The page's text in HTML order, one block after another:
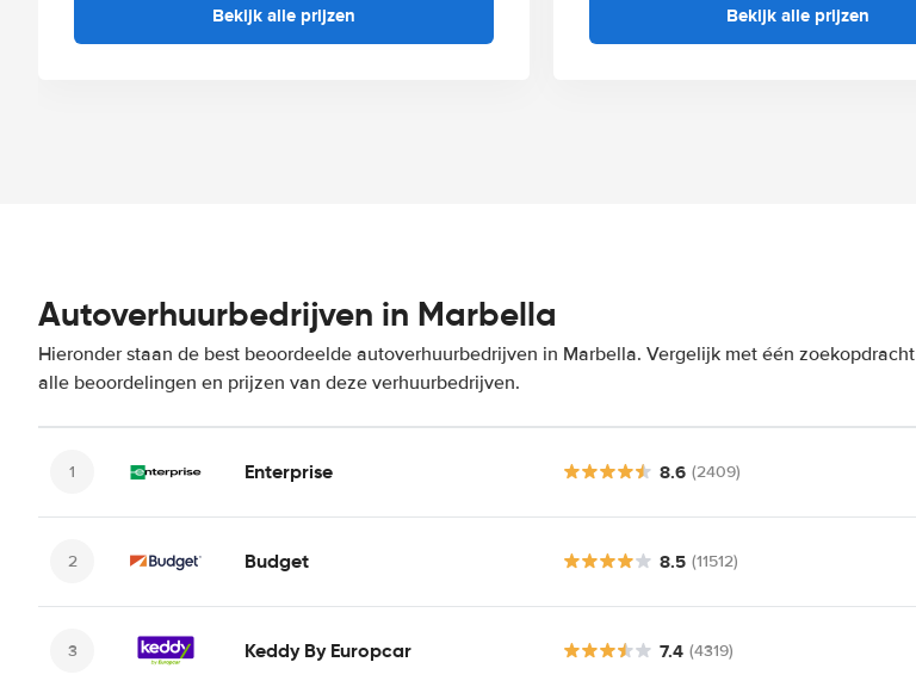
Bekijk alle prijzen Bekijk alle prijzen
Autoverhuurbedrijven in Marbella
Hieronder staan de best beoordeelde autoverhuurbedrijven in Marbella. Vergelijk met één zoekopdracht
alle beoordelingen en prijzen van deze verhuurbedrijven.
Enterprise 8.6 (2409)
Budget 8.5 (11512)
Keddy By Europcar 7.4 (4319)